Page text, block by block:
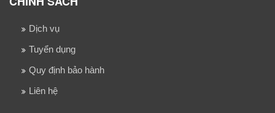
Dịch vụ
Tuyển dụng
Quy định bảo hành
Liên hệ